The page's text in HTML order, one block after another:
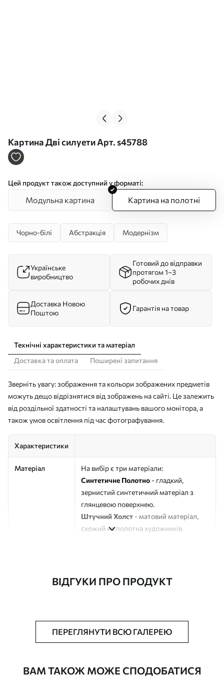
Картина Дві силуети Арт. s45788
Цей продукт також доступний у форматі:
Модульна картина Картина на полотні
Чорно-білі Абстракція Модернізм
Українське
виробництво
Готовий до відправки
протягом 1–3
робочих днів
Доставка Новою
Поштою
Гарантія на товар
Технічні характеристики та матеріал
Доставка та оплата
Поширені запитання
Зверніть увагу: зображення та кольори зображених предметів
можуть дещо відрізнятися від зображень на сайті. Це залежить
від роздільної здатності та налаштувань вашого монітора, а
також умов освітлення під час фотографування.
Характеристики
Матеріал
На вибір є три матеріали:
Синтетичне Полотно - гладкий,
зернистий синтетичний матеріал з
глянцевою поверхнею.
Штучний Холст - матовий матеріал,
схожий на полотна художників.
Додатково Можна додати лакове покриття.
ВІДГУКИ ПРО ПРОДУКТ
ПЕРЕГЛЯНУТИ ВСЮ ГАЛЕРЕЮ
ВАМ ТАКОЖ МОЖЕ СПОДОБАТИСЯ